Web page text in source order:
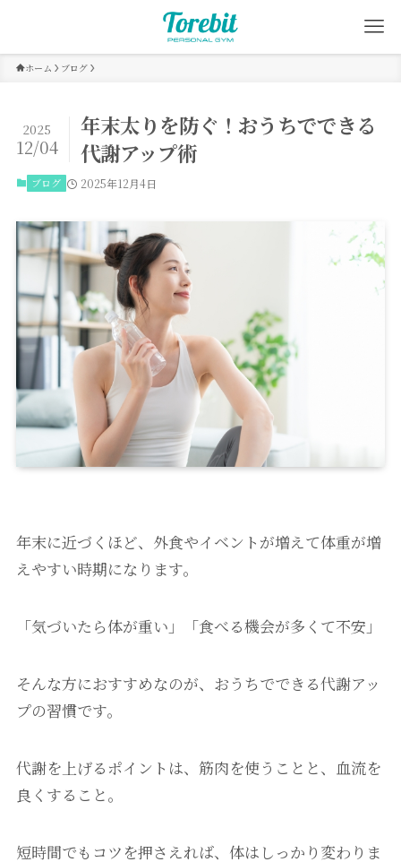
ホーム ブログ
年末太りを防ぐ！おうちでできる
代謝アップ術
2025
12/04
ブログ 2025年12月4日
年末に近づくほど、外食やイベントが増えて体重が増
えやすい時期になります。
「気づいたら体が重い」「食べる機会が多くて不安」
そんな方におすすめなのが、おうちでできる代謝アッ
プの習慣です。
代謝を上げるポイントは、筋肉を使うことと、血流を
良くすること。
短時間でもコツを押さえれば、体はしっかり変わりま